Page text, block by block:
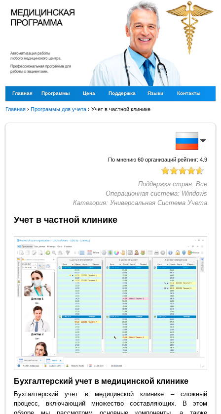
Главная Программы Цена Поддержка Языки Контакты
Главная ›Программы для учета ›Учет в частной клинике
По мнению 60организаций рейтинг: 4.9
Поддержка стран: Все
Операционная система: Windows
Категория: Универсальная Система Учета
Учет в частной клинике
Бухгалтерский учет в медицинской клинике
Бухгалтерский учет в медицинской клинике – сложный
процесс, включающий множество составляющих. В этом